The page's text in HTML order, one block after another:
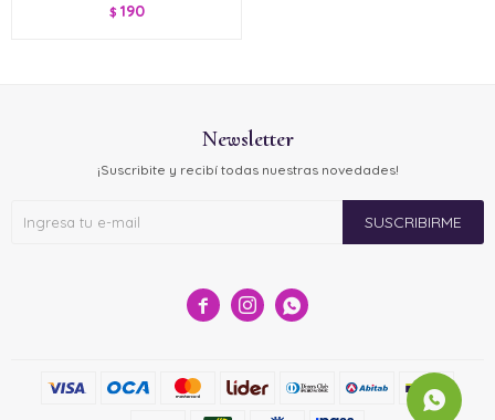
$ 190
  
Newsletter
¡Suscribite y recibí todas nuestras novedades!
SUSCRIBIRME